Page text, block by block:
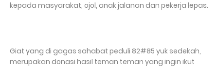
kepada masyarakat, ojol, anak jalanan dan pekerja lepas.
Giat yang di gagas sahabat peduli 82#85 yuk sedekah,
merupakan donasi hasil teman teman yang ingin ikut